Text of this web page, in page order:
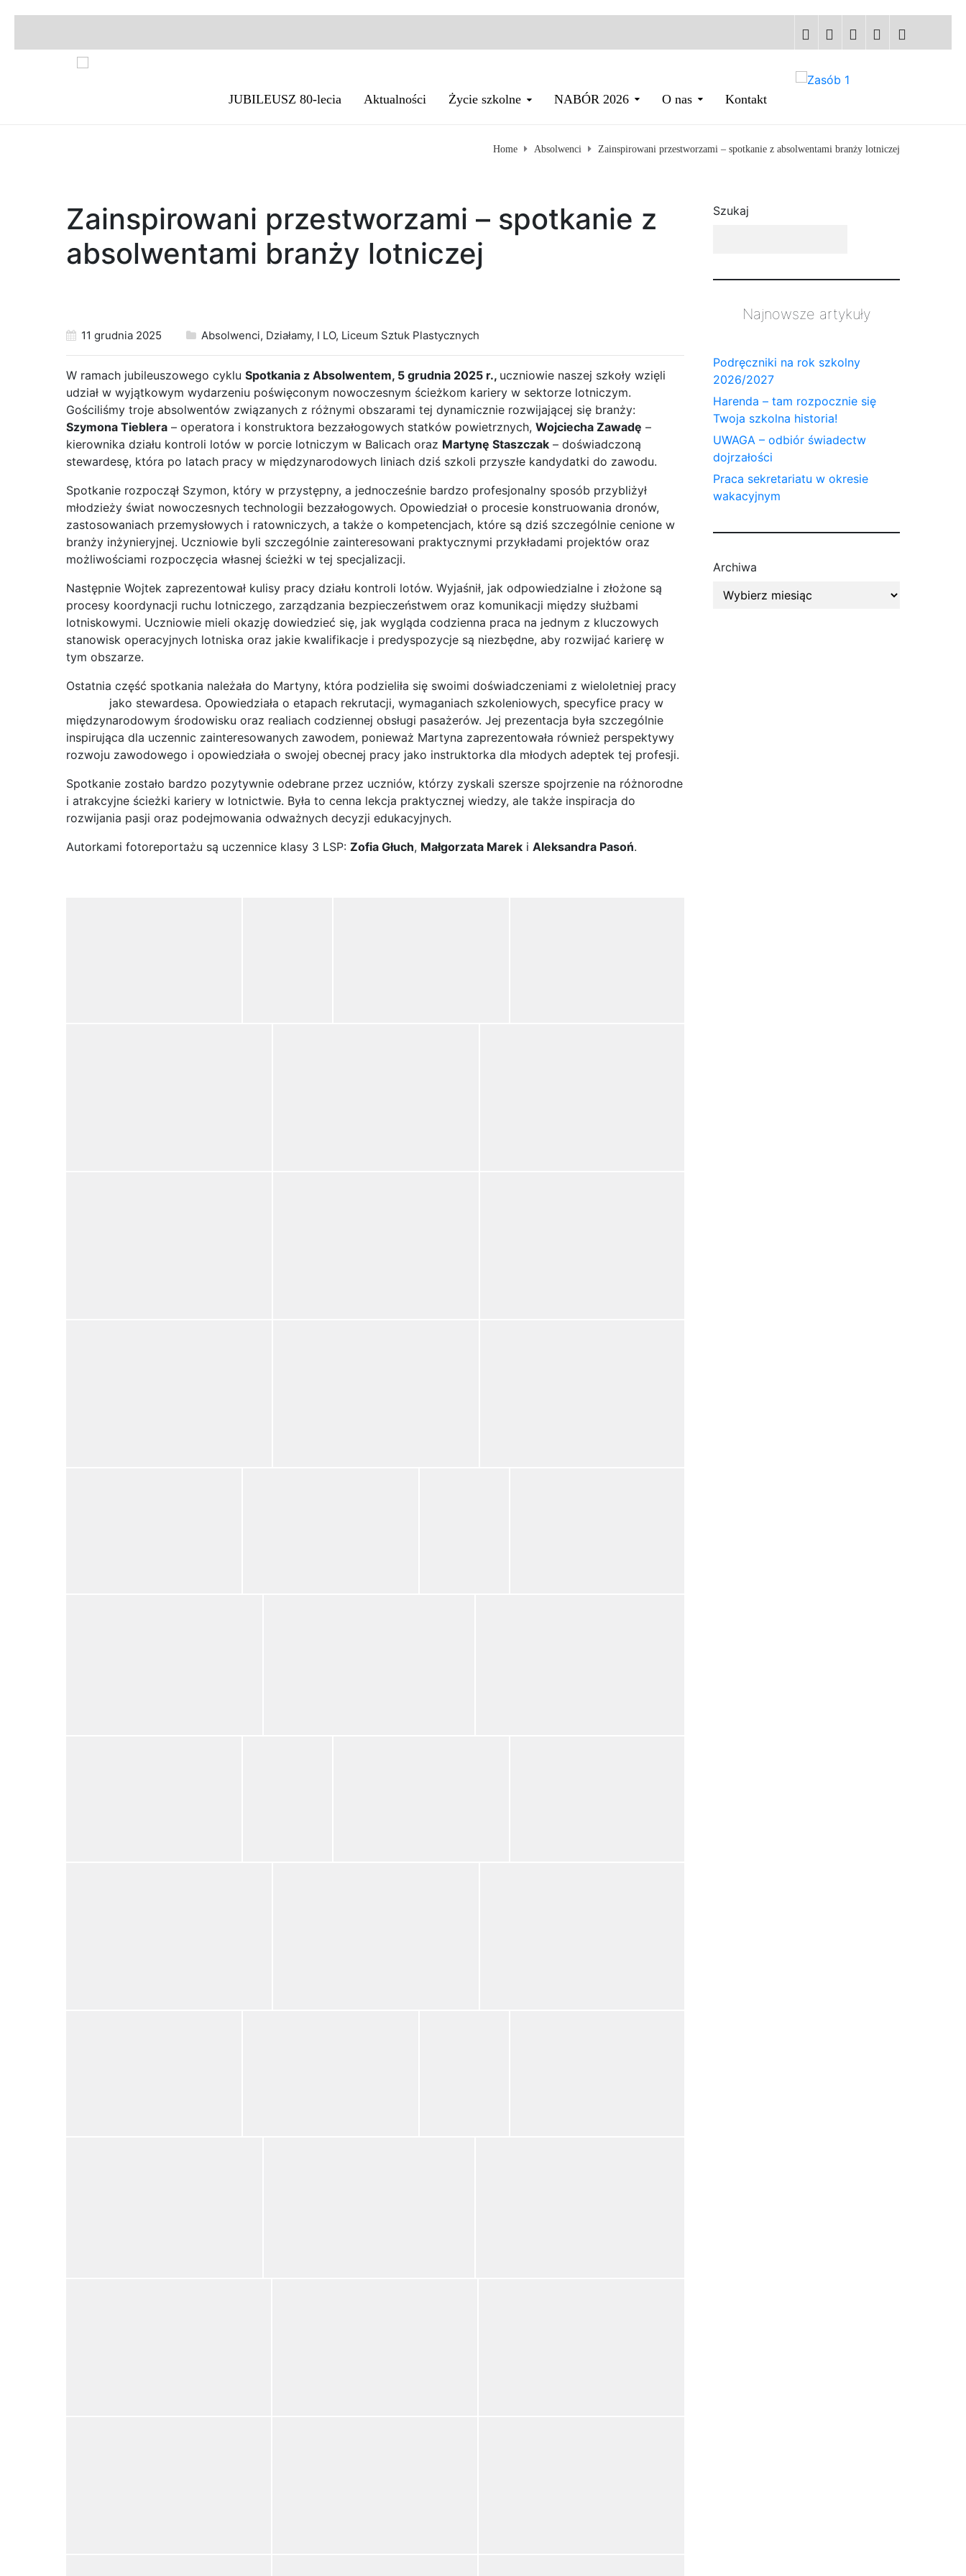
JUBILEUSZ 80-lecia Aktualności Życie szkolne NABÓR 2026 O nas Kontakt
Home Absolwenci Zainspirowani przestworzami – spotkanie z absolwentami branży lotniczej
Zainspirowani przestworzami – spotkanie z
absolwentami branży lotniczej
11 grudnia 2025 Absolwenci, Działamy, I LO, Liceum Sztuk Plastycznych
W ramach jubileuszowego cyklu Spotkania z Absolwentem, 5 grudnia 2025 r., uczniowie naszej szkoły wzięli
udział w wyjątkowym wydarzeniu poświęconym nowoczesnym ścieżkom kariery w sektorze lotniczym.
Gościliśmy troje absolwentów związanych z różnymi obszarami tej dynamicznie rozwijającej się branży:
Szymona Tieblera – operatora i konstruktora bezzałogowych statków powietrznych, Wojciecha Zawadę –
kierownika działu kontroli lotów w porcie lotniczym w Balicach oraz Martynę Staszczak – doświadczoną
stewardesę, która po latach pracy w międzynarodowych liniach dziś szkoli przyszłe kandydatki do zawodu.
Spotkanie rozpoczął Szymon, który w przystępny, a jednocześnie bardzo profesjonalny sposób przybliżył
młodzieży świat nowoczesnych technologii bezzałogowych. Opowiedział o procesie konstruowania dronów,
zastosowaniach przemysłowych i ratowniczych, a także o kompetencjach, które są dziś szczególnie cenione w
branży inżynieryjnej. Uczniowie byli szczególnie zainteresowani praktycznymi przykładami projektów oraz
możliwościami rozpoczęcia własnej ścieżki w tej specjalizacji.
Następnie Wojtek zaprezentował kulisy pracy działu kontroli lotów. Wyjaśnił, jak odpowiedzialne i złożone są
procesy koordynacji ruchu lotniczego, zarządzania bezpieczeństwem oraz komunikacji między służbami
lotniskowymi. Uczniowie mieli okazję dowiedzieć się, jak wygląda codzienna praca na jednym z kluczowych
stanowisk operacyjnych lotniska oraz jakie kwalifikacje i predyspozycje są niezbędne, aby rozwijać karierę w
tym obszarze.
Ostatnia część spotkania należała do Martyny, która podzieliła się swoimi doświadczeniami z wieloletniej pracy
jako stewardesa. Opowiedziała o etapach rekrutacji, wymaganiach szkoleniowych, specyfice pracy w
międzynarodowym środowisku oraz realiach codziennej obsługi pasażerów. Jej prezentacja była szczególnie
inspirująca dla uczennic zainteresowanych zawodem, ponieważ Martyna zaprezentowała również perspektywy
rozwoju zawodowego i opowiedziała o swojej obecnej pracy jako instruktorka dla młodych adeptek tej profesji.
Spotkanie zostało bardzo pozytywnie odebrane przez uczniów, którzy zyskali szersze spojrzenie na różnorodne
i atrakcyjne ścieżki kariery w lotnictwie. Była to cenna lekcja praktycznej wiedzy, ale także inspiracja do
rozwijania pasji oraz podejmowania odważnych decyzji edukacyjnych.
Autorkami fotoreportażu są uczennice klasy 3 LSP: Zofia Głuch, Małgorzata Marek i Aleksandra Pasoń.
Szukaj
Najnowsze artykuły
Podręczniki na rok szkolny
2026/2027
Harenda – tam rozpocznie się
Twoja szkolna historia!
UWAGA – odbiór świadectw
dojrzałości
Praca sekretariatu w okresie
wakacyjnym
Archiwa